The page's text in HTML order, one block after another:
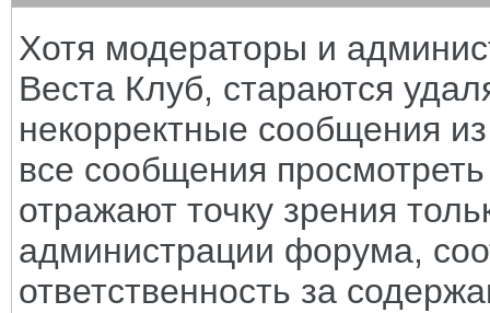
Хотя модераторы и
Веста Клуб, стараются
некорректные сообщения
все сообщения
отражают точку зрения
администрации форума,
ответственность за